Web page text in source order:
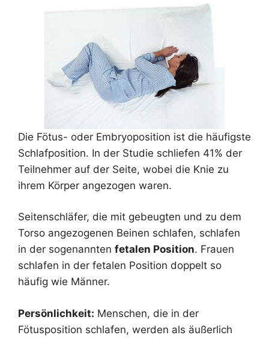
Die Fötus- oder Embryoposition ist die häufigste
Schlafposition. In der Studie schliefen 41% der
Teilnehmer auf der Seite, wobei die Knie zu
ihrem Körper angezogen waren.
Seitenschläfer, die mit gebeugten und zu dem
Torso angezogenen Beinen schlafen, schlafen
in der sogenannten fetalen Position. Frauen
schlafen in der fetalen Position doppelt so
häufig wie Männer.
Persönlichkeit: Menschen, die in der
Fötusposition schlafen, werden als äußerlich